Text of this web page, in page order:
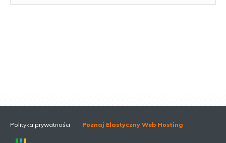
Polityka prywatności Poznaj Elastyczny Web Hosting